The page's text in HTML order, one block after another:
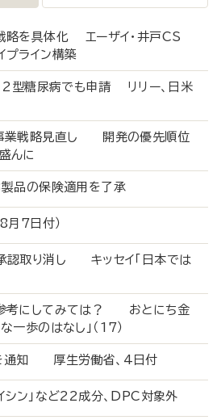
略を具体化 エーザイ・井戸CS
プライン構築
2型糖尿病でも申請 リリー、日米
事業戦略見直し 開発の優先順位
んに
3製品の保険適用を了承
（8月7日付）
認取り消し キッセイ「日本では
参考にしてみては？ おとにち金
歩のはなし」（17）
通知 厚生労働省、4日付
イシン」など22成分、DPC対象外